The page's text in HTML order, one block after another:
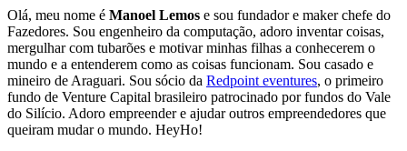
Olá, meu nome é Manoel Lemos e sou fundador e maker chefe do
Fazedores. Sou engenheiro da computação, adoro inventar coisas,
mergulhar com tubarões e motivar minhas filhas a conhecerem o
mundo e a entenderem como as coisas funcionam. Sou casado e
mineiro de Araguari. Sou sócio da Redpoint eventures, o primeiro
fundo de Venture Capital brasileiro patrocinado por fundos do Vale
do Silício. Adoro empreender e ajudar outros empreendedores que
queiram mudar o mundo. HeyHo!